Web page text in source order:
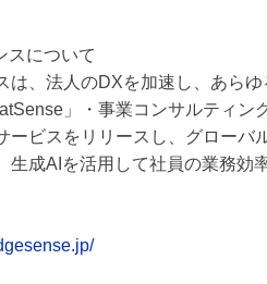
スについて
は、法人のDXを加速し、あら
」・事業コンサルティン
ービスをリリースし、グローバ
生成AIを活用して社員の業務効